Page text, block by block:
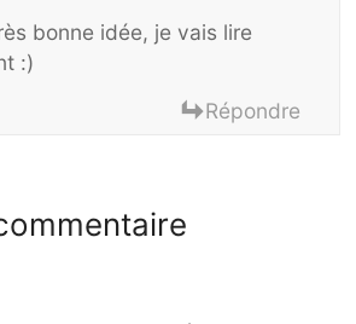
bonne idée, je vais lire
:)
Répondre